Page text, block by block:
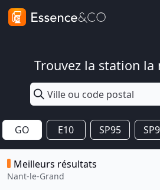
Trouvez la station la
GO E10 SP95
Meilleurs résultats
Nant-le-Grand